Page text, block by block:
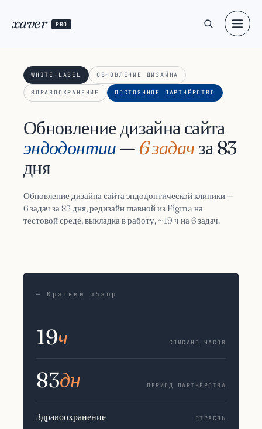
xaver PRO
WHITE-LABEL ОБНОВЛЕНИЕ ДИЗАЙНА
ЗДРАВООХРАНЕНИЕ ПОСТОЯННОЕ ПАРТНЁРСТВО
Обновление дизайна сайта
эндодонтии — 6 задач за 83
дня
Обновление дизайна сайта эндодонтической клиники —
6 задач за 83 дня, редизайн главной из Figma на
тестовой среде, выкладка в работу, ~19 ч на 6 задач.
— Краткий обзор
19ч СПИСАНО ЧАСОВ
83дн ПЕРИОД ПАРТНЁРСТВА
Здравоохранение ОТРАСЛЬ